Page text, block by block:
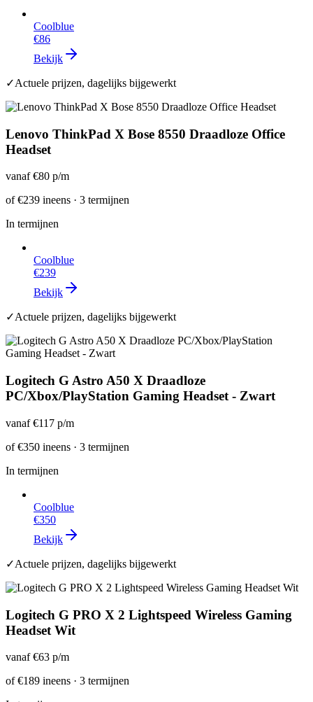
Coolblue
€86
Bekijk
✓Actuele prijzen, dagelijks bijgewerkt
Lenovo ThinkPad X Bose 8550 Draadloze Office
Headset
vanaf€80 p/m
of€239 ineens · 3 termijnen
In termijnen
Coolblue
€239
Bekijk
✓Actuele prijzen, dagelijks bijgewerkt
Logitech G Astro A50 X Draadloze
PC/Xbox/PlayStation Gaming Headset - Zwart
vanaf€117 p/m
of€350 ineens · 3 termijnen
In termijnen
Coolblue
€350
Bekijk
✓Actuele prijzen, dagelijks bijgewerkt
Logitech G PRO X 2 Lightspeed Wireless Gaming
Headset Wit
vanaf€63 p/m
of€189 ineens · 3 termijnen